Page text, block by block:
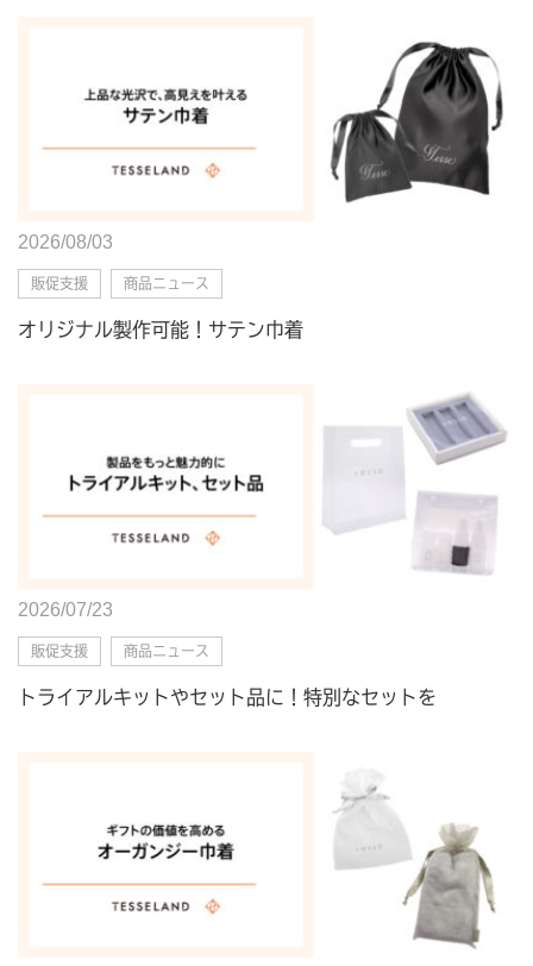
2026/08/03
販促支援 商品ニュース
オリジナル製作可能！サテン巾着
2026/07/23
販促支援 商品ニュース
トライアルキットやセット品に！特別なセットを